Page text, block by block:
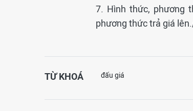
7. Hình thức, phương
phương thức trả giá
TỪ KHOÁ đấu giá